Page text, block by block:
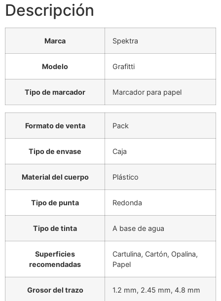
Descripción
Marca Spektra
Modelo Grafitti
Tipo de marcador Marcador para papel
Formato de venta Pack
Tipo de envase Caja
Material del cuerpo Plástico
Tipo de punta Redonda
Tipo de tinta A base de agua
Superficies
recomendadas
Cartulina, Cartón, Opalina,
Papel
Grosor del trazo 1.2 mm, 2.45 mm, 4.8 mm